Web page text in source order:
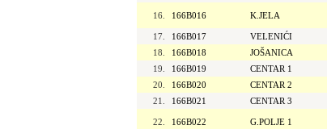
16. 166B016 K.JELA
17.
166B017 VELENIĆI
18.
166B018 JOŠANICA
19.
166B019 CENTAR 1
20.
166B020 CENTAR 2
21.
166B021 CENTAR 3
22. 166B022 G.POLJE 1